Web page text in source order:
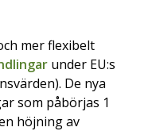
mer flexibelt
under EU:s
De nya
som påbörjas 1
höjning av